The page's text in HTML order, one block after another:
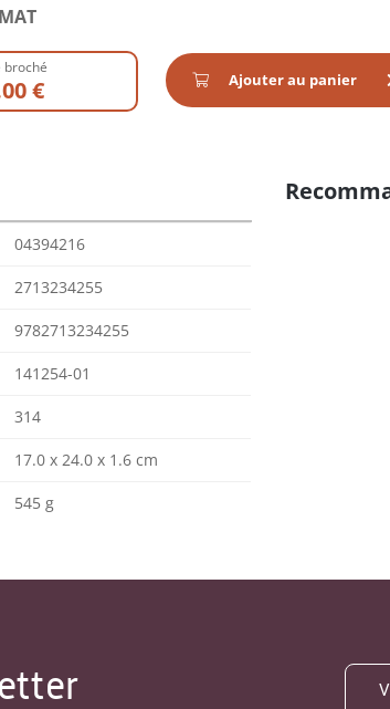
broché
€ Ajouter au panier
04394216
2713234255
9782713234255
141254-01
314
17.0 x 24.0 x 1.6 cm
545 g